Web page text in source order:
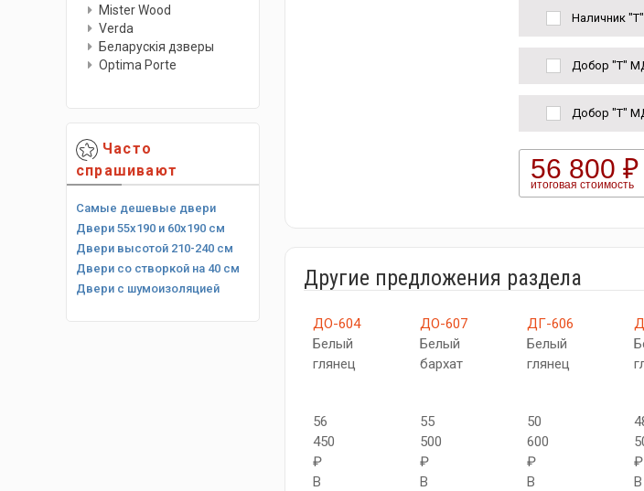
Мister Wood
Verda
Беларускiя дзверы
Optima Porte
Часто
спрашивают
Самые дешевые двери
Двери 55х190 и 60х190 см
Двери высотой 210-240 см
Двери со створкой на 40 см
Двери с шумоизоляцией
Наличник
Добор "Т"
Добор "Т"
56 800 ₽
итоговая стоимость
Другие предложения раздела
ДО-604
Белый
глянец
56
450
₽
В
ДО-607
Белый
бархат
55
500
₽
В
ДГ-606
Белый
глянец
50
600
₽
В
₽
В